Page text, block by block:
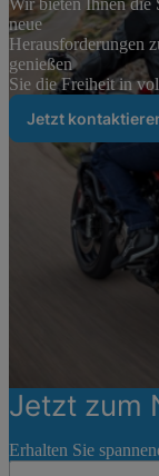
neue
Herausforderungen
genießen
Sie die Freiheit in
Jetzt
Jetzt zum
Erhalten Sie